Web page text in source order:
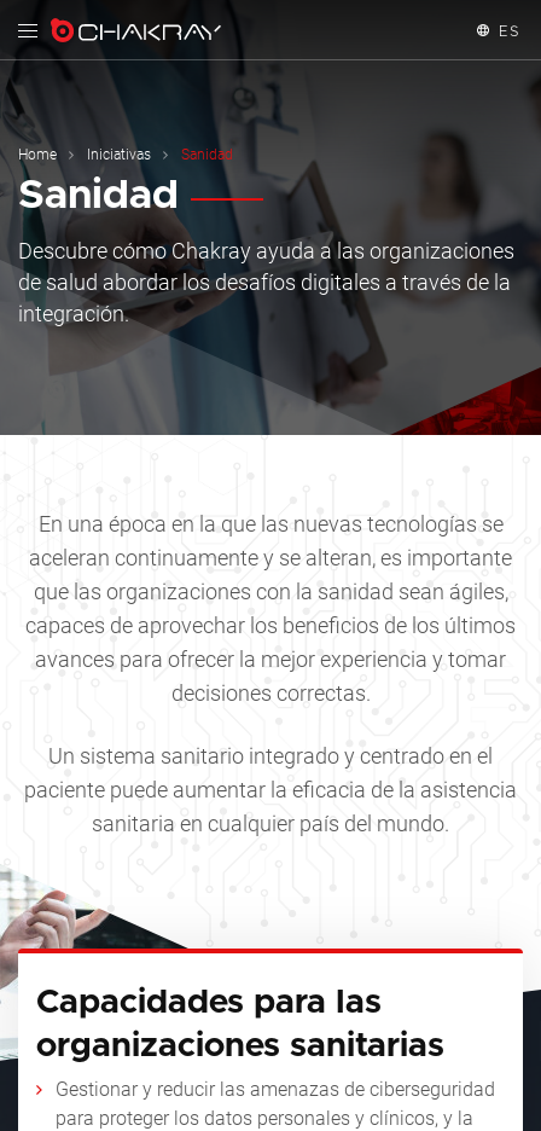
ES
Home Iniciativas Sanidad
Sanidad
Descubre cómo Chakray ayuda a las organizaciones
de salud abordar los desafíos digitales a través de la
integración.
En una época en la que las nuevas tecnologías se
aceleran continuamente y se alteran, es importante
que las organizaciones con la sanidad sean ágiles,
capaces de aprovechar los beneficios de los últimos
avances para ofrecer la mejor experiencia y tomar
decisiones correctas.
Un sistema sanitario integrado y centrado en el
paciente puede aumentar la eficacia de la asistencia
sanitaria en cualquier país del mundo.
Capacidades para las
organizaciones sanitarias
Gestionar y reducir las amenazas de ciberseguridad
para proteger los datos personales y clínicos, y la